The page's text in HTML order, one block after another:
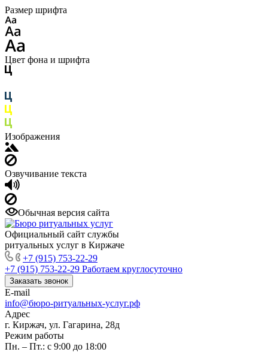
Размер шрифта
Цвет фона и шрифта
Изображения
Озвучивание текста
Обычная версия сайта
Официальный сайт службы
ритуальных услуг в Киржаче
+7 (915) 753-22-29
+7 (915) 753-22-29 Работаем круглосуточно
Заказать звонок
E-mail
info@бюро-ритуальных-услуг.рф
Адрес
г. Киржач, ул. Гагарина, 28д
Режим работы
Пн. – Пт.: с 9:00 до 18:00